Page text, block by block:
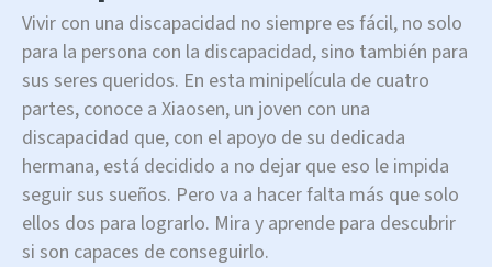
Vivir con una discapacidad no siempre es fácil, no solo
para la persona con la discapacidad, sino también para
sus seres queridos. En esta minipelícula de cuatro
partes, conoce a Xiaosen, un joven con una
discapacidad que, con el apoyo de su dedicada
hermana, está decidido a no dejar que eso le impida
seguir sus sueños. Pero va a hacer falta más que solo
ellos dos para lograrlo. Mira y aprende para descubrir
si son capaces de conseguirlo.